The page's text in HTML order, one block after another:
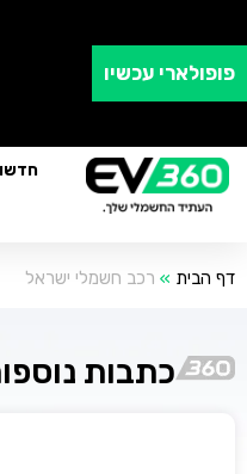
פופולארי עכשיו
דף הבית » רכב חשמלי ישראל
כתבות